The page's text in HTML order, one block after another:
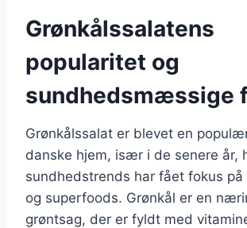
Grønkålssalatens
popularitet og
sundhedsmæssige
Grønkålssalat er blevet en
danske hjem, især i de senere år,
sundhedstrends har fået fokus på
og superfoods. Grønkål er en
grøntsag, der er fyldt med